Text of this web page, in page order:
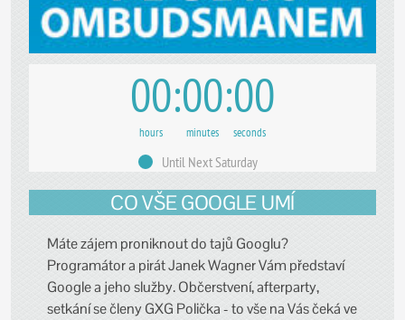
00
hours
00
minutes
00
seconds
Until Next Saturday
CO VŠE GOOGLE UMÍ
Máte zájem proniknout do tajů Googlu?
Programátor a pirát Janek Wagner Vám představí
Google a jeho služby. Občerstvení, afterparty,
setkání se členy GXG Polička - to vše na Vás čeká ve